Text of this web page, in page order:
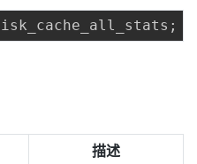
;
描述